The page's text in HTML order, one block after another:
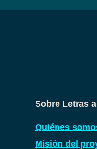
Sobre Letras
Quiénes
Misión del